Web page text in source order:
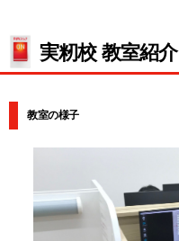
実籾校 教室紹介
教室の様子